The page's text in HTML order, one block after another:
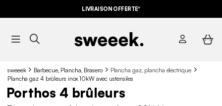
LIVRAISON OFFERTE*
sweeek Barbecue, Plancha, Brasero
Plancha gaz, plancha électrique
Plancha gaz 4 brûleurs inox 10kW avec ustensiles
Porthos 4 brûleurs